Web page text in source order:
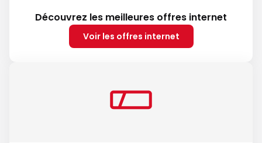
Découvrez les meilleures offres internet
Voir les offres internet